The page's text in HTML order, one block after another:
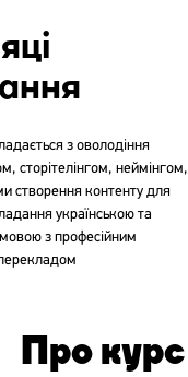
з оволодіння
сторітелінгом, неймінгом,
створення контенту для
українською та
з професійним
Про курс